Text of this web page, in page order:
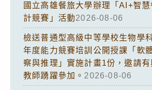
國立高雄餐旅大學辦理「AI+智
計競賽」活動2026-08-06
檢送普通型高級中等學校生物學
年度能力競賽培訓公開授課「軟
察與推理」實施計畫1份，邀請
教師踴躍參加。 2026-08-06